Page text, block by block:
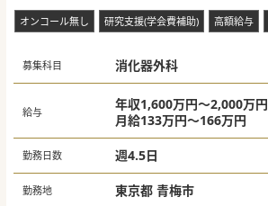
オンコール無し 研究支援(学会費補助) 高額給与
募集科目 消化器外科
給与
年収1,600万円～2,000万円
月給133万円～166万円
勤務日数 週4.5日
勤務地 東京都 青梅市